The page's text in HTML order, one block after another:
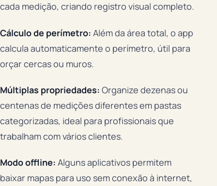
cada medição, criando registro visual completo.
Cálculo de perímetro: Além da área total, o app
calcula automaticamente o perímetro, útil para
orçar cercas ou muros.
Múltiplas propriedades: Organize dezenas ou
centenas de medições diferentes em pastas
categorizadas, ideal para profissionais que
trabalham com vários clientes.
Modo offline: Alguns aplicativos permitem
baixar mapas para uso sem conexão à internet,